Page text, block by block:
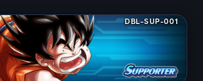
DBL-SUP-001